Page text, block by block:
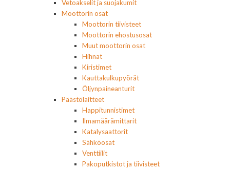
Vetoakselit ja suojakumit
Moottorin osat
Moottorin tiivisteet
Moottorin ehostusosat
Muut moottorin osat
Hihnat
Kiristimet
Kauttakulkupyörät
Öljynpaineanturit
Päästölaitteet
Happitunnistimet
Ilmamäärämittarit
Katalysaattorit
Sähköosat
Venttiilit
Pakoputkistot ja tiivisteet